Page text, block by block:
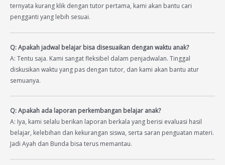
ternyata kurang klik dengan tutor pertama, kami akan bantu cari
pengganti yang lebih sesuai.
Q: Apakah jadwal belajar bisa disesuaikan dengan waktu anak?
A: Tentu saja. Kami sangat fleksibel dalam penjadwalan. Tinggal
diskusikan waktu yang pas dengan tutor, dan kami akan bantu atur
semuanya.
Q: Apakah ada laporan perkembangan belajar anak?
A: Iya, kami selalu berikan laporan berkala yang berisi evaluasi hasil
belajar, kelebihan dan kekurangan siswa, serta saran penguatan materi.
Jadi Ayah dan Bunda bisa terus memantau.